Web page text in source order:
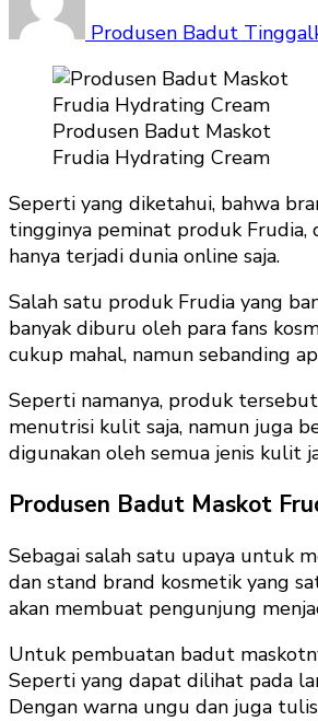
Produsen Badut
Produsen Badut Maskot
Frudia Hydrating Cream
Seperti yang diketahui, bahwa
tingginya peminat produk Frudia,
hanya terjadi dunia online saja.
Salah satu produk Frudia yang
banyak diburu oleh para fans
cukup mahal, namun sebanding
Seperti namanya, produk
menutrisi kulit saja, namun juga
digunakan oleh semua jenis kulit
Produsen Badut Maskot
Sebagai salah satu upaya untuk
dan stand brand kosmetik yang
akan membuat pengunjung
Untuk pembuatan badut
Seperti yang dapat dilihat pada
Dengan warna ungu dan juga